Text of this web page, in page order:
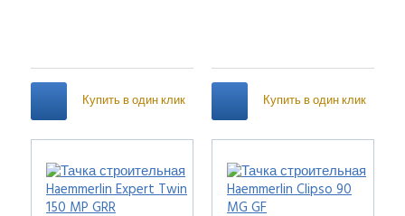
Купить в один клик Купить в один клик